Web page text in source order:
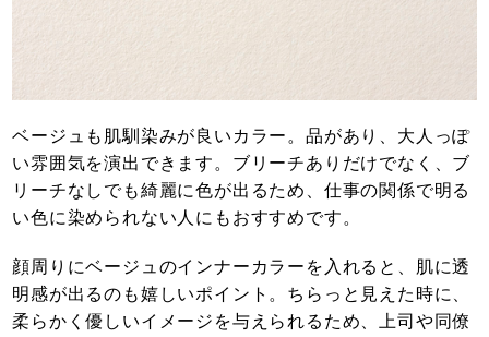
ベージュも肌馴染みが良いカラー。品があり、大人っぽ
い雰囲気を演出できます。ブリーチありだけでなく、ブ
リーチなしでも綺麗に色が出るため、仕事の関係で明る
い色に染められない人にもおすすめです。
顔周りにベージュのインナーカラーを入れると、肌に透
明感が出るのも嬉しいポイント。ちらっと見えた時に、
柔らかく優しいイメージを与えられるため、上司や同僚